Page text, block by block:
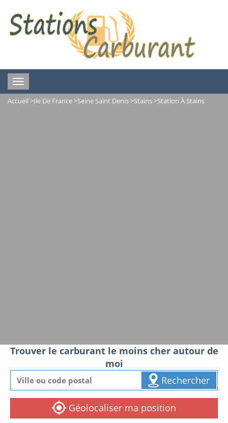
Toggle
navigation
Accueil >Ile De France>Seine Saint Denis>Stains>Station À Stains
Trouver le carburant le moins cher autour de
moi
Rechercher
Géolocaliser ma position